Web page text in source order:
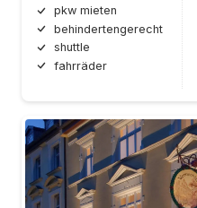
pkw mieten
behindertengerecht
shuttle
fahrräder